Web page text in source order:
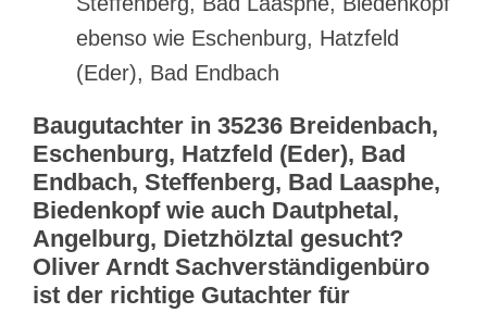
ebenso wie Eschenburg, Hatzfeld
(Eder), Bad Endbach
Baugutachter in 35236 Breidenbach,
Eschenburg, Hatzfeld (Eder), Bad
Endbach, Steffenberg, Bad Laasphe,
Biedenkopf wie auch Dautphetal,
Angelburg, Dietzhölztal gesucht?
Oliver Arndt Sachverständigenbüro
ist der richtige Gutachter für